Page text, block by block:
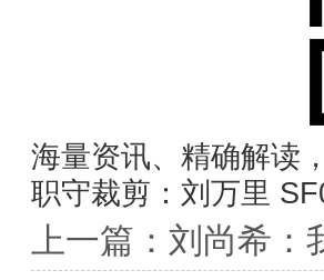
海量资讯、精确解读
职守裁剪：刘万里
上一篇： 刘尚希：